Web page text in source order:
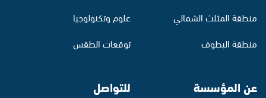
منطقة المثلث الشمالي
منطقة البطوف
علوم وتكنولوجيا
توقعات الطقس
عن المؤسسة للتواصل